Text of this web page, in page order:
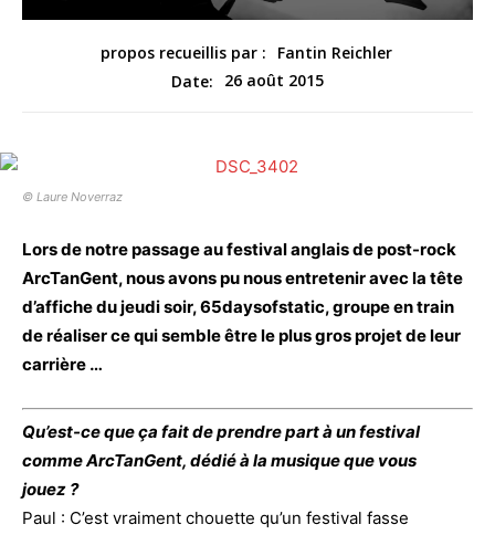
propos recueillis par :
Fantin Reichler
Date:
26 août 2015
© Laure Noverraz
Lors de notre passage au festival anglais de post-rock
ArcTanGent, nous avons pu nous entretenir avec la tête
d’affiche du jeudi soir, 65daysofstatic, groupe en train
de réaliser ce qui semble être le plus gros projet de leur
carrière …
Qu’est-ce que ça fait de prendre part à un festival
comme ArcTanGent, dédié à la musique que vous
jouez ?
Paul : C’est vraiment chouette qu’un festival fasse